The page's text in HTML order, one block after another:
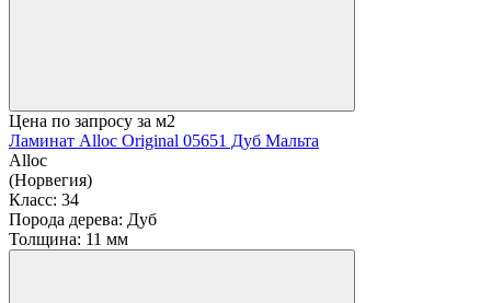
Цена по запросу за м2
Ламинат Alloc Original 05651 Дуб Мальта
Alloc
(Норвегия)
Класс: 34
Порода дерева: Дуб
Толщина: 11 мм